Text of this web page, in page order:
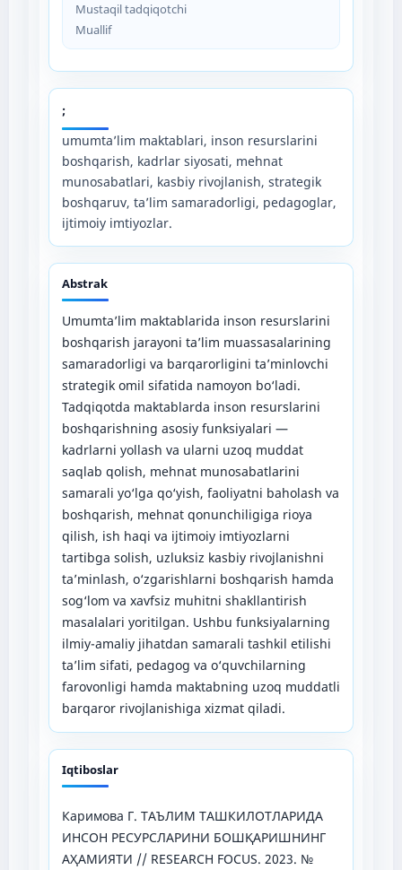
Mustaqil tadqiqotchi
Muallif
;
umumta’lim maktablari, inson resurslarini
boshqarish, kadrlar siyosati, mehnat
munosabatlari, kasbiy rivojlanish, strategik
boshqaruv, ta’lim samaradorligi, pedagoglar,
ijtimoiy imtiyozlar.
Abstrak
Umumta’lim maktablarida inson resurslarini
boshqarish jarayoni ta’lim muassasalarining
samaradorligi va barqarorligini ta’minlovchi
strategik omil sifatida namoyon bo‘ladi.
Tadqiqotda maktablarda inson resurslarini
boshqarishning asosiy funksiyalari —
kadrlarni yollash va ularni uzoq muddat
saqlab qolish, mehnat munosabatlarini
samarali yo‘lga qo‘yish, faoliyatni baholash va
boshqarish, mehnat qonunchiligiga rioya
qilish, ish haqi va ijtimoiy imtiyozlarni
tartibga solish, uzluksiz kasbiy rivojlanishni
ta’minlash, o‘zgarishlarni boshqarish hamda
sog‘lom va xavfsiz muhitni shakllantirish
masalalari yoritilgan. Ushbu funksiyalarning
ilmiy-amaliy jihatdan samarali tashkil etilishi
ta’lim sifati, pedagog va o‘quvchilarning
farovonligi hamda maktabning uzoq muddatli
barqaror rivojlanishiga xizmat qiladi.
Iqtiboslar
Каримова Г. ТАЪЛИМ ТАШКИЛОТЛАРИДА
ИНСОН РЕСУРСЛАРИНИ БОШҚАРИШНИНГ
АҲАМИЯТИ // RESEARCH FOCUS. 2023. №